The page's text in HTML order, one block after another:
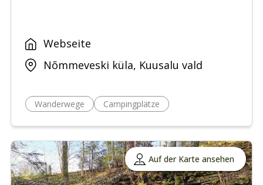
Webseite
Nõmmeveski küla, Kuusalu vald
Wanderwege Campingplätze
Auf der Karte ansehen